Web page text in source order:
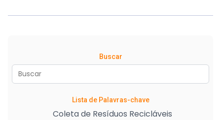
Buscar
Lista de Palavras-chave
Coleta de Resíduos Recicláveis